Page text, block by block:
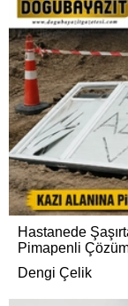
Hastanede
Pimapenli
Dengi Çelik